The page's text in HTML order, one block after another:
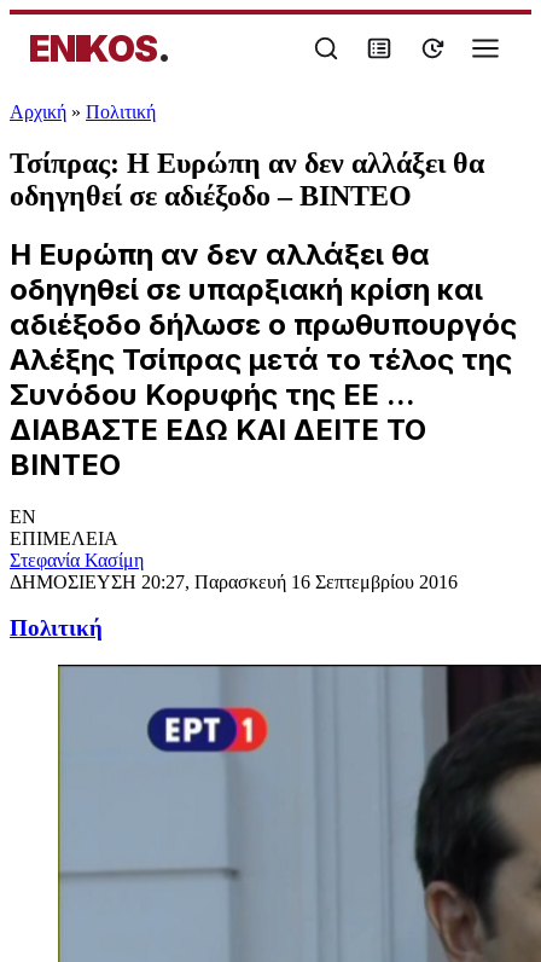
ENIKOS.
Αρχική » Πολιτική
Τσίπρας: Η Ευρώπη αν δεν αλλάξει θα
οδηγηθεί σε αδιέξοδο – BINTEO
Η Ευρώπη αν δεν αλλάξει θα
οδηγηθεί σε υπαρξιακή κρίση και
αδιέξοδο δήλωσε ο πρωθυπουργός
Αλέξης Τσίπρας μετά τo τέλος της
Συνόδου Κορυφής της ΕΕ ...
ΔΙΑΒΑΣΤΕ ΕΔΩ ΚΑΙ ΔΕΙΤΕ ΤΟ
ΒΙΝΤΕΟ
EN
ΕΠΙΜΕΛΕΙΑ
Στεφανία Κασίμη
ΔΗΜΟΣΙΕΥΣΗ 20:27, Παρασκευή 16 Σεπτεμβρίου 2016
Πολιτική